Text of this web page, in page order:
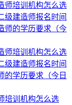
师培训机构怎么选
级建造师报名时间
师的学历要求（今
师培训机构怎么选
级建造师报名时间
的学历要求（今日
培训机构怎么选